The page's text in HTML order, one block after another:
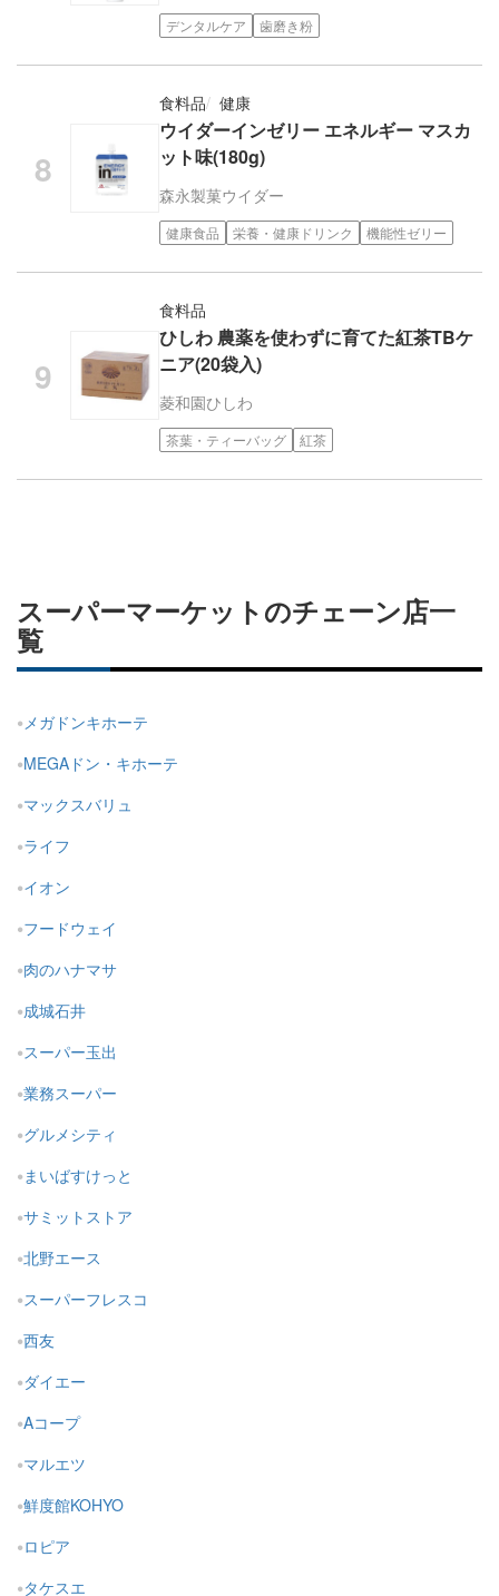
デンタルケア 歯磨き粉
食料品 健康
ウイダーインゼリー エネルギー マスカ
ット味(180g)
森永製菓ウイダー
健康食品 栄養・健康ドリンク 機能性ゼリー
食料品
ひしわ 農薬を使わずに育てた紅茶TBケ
ニア(20袋入)
菱和園ひしわ
茶葉・ティーバッグ 紅茶
スーパーマーケットのチェーン店一
覧
メガドンキホーテ
MEGAドン・キホーテ
マックスバリュ
ライフ
イオン
フードウェイ
肉のハナマサ
成城石井
スーパー玉出
業務スーパー
グルメシティ
まいばすけっと
サミットストア
北野エース
スーパーフレスコ
西友
ダイエー
Aコープ
マルエツ
鮮度館KOHYO
ロピア
タケスエ